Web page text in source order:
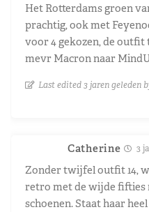
Het Rotterdams groen
prachtig, ook met
voor 4 gekozen, de
mevr Macron naar
Last edited 3 jaren geleden
Catherine 3
Zonder twijfel outfit 14,
retro met de wijde fifties
schoenen. Staat haar